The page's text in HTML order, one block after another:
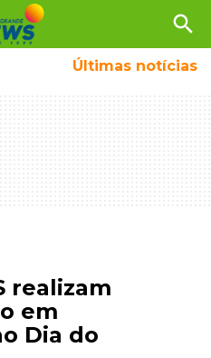
search
Últimas notícias
realizam
em
Dia do